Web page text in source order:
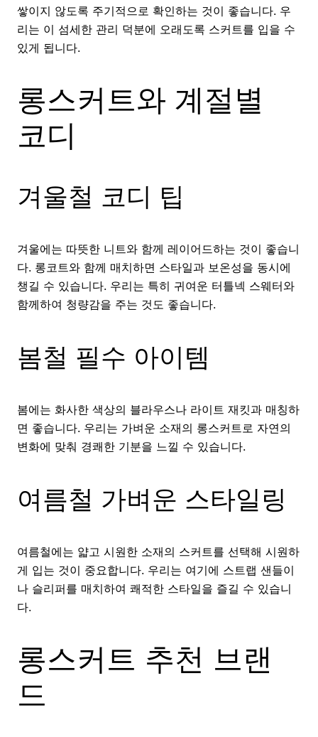
쌓이지 않도록 주기적으로 확인하는 것이 좋습니다. 우
리는 이 섬세한 관리 덕분에 오래도록 스커트를 입을 수
있게 됩니다.
롱스커트와 계절별
코디
겨울철 코디 팁
겨울에는 따뜻한 니트와 함께 레이어드하는 것이 좋습니
다. 롱코트와 함께 매치하면 스타일과 보온성을 동시에
챙길 수 있습니다. 우리는 특히 귀여운 터틀넥 스웨터와
함께하여 청량감을 주는 것도 좋습니다.
봄철 필수 아이템
봄에는 화사한 색상의 블라우스나 라이트 재킷과 매칭하
면 좋습니다. 우리는 가벼운 소재의 롱스커트로 자연의
변화에 맞춰 경쾌한 기분을 느낄 수 있습니다.
여름철 가벼운 스타일링
여름철에는 얇고 시원한 소재의 스커트를 선택해 시원하
게 입는 것이 중요합니다. 우리는 여기에 스트랩 샌들이
나 슬리퍼를 매치하여 쾌적한 스타일을 즐길 수 있습니
다.
롱스커트 추천 브랜
드